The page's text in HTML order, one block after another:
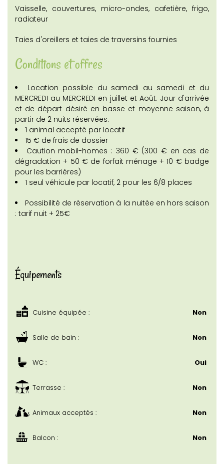
Vaisselle, couvertures, micro-ondes, cafetière, frigo,
radiateur
Taies d'oreillers et taies de traversins fournies
Conditions et offres
Location possible du samedi au samedi et du
MERCREDI au MERCREDI en juillet et Août. Jour d'arrivée
et de départ désiré en basse et moyenne saison, à
partir de 2 nuits réservées.
1 animal accepté par locatif
15 € de frais de dossier
Caution mobil-homes : 360 € (300 € en cas de
dégradation + 50 € de forfait ménage + 10 € badge
pour les barrières)
1 seul véhicule par locatif, 2 pour les 6/8 places
Possibilité de réservation à la nuitée en hors saison
: tarif nuit + 25€
Équipements
Cuisine équipée : Non
Salle de bain : Non
WC : Oui
Terrasse : Non
Animaux acceptés : Non
Balcon : Non